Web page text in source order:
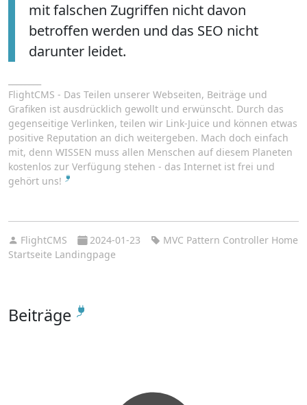
mit falschen Zugriffen nicht davon
betroffen werden und das SEO nicht
darunter leidet.
FlightCMS - Das Teilen unserer Webseiten, Beiträge und
Grafiken ist ausdrücklich gewollt und erwünscht. Durch das
gegenseitige Verlinken, teilen wir Link-Juice und können etwas
positive Reputation an dich weitergeben. Mach doch einfach
mit, denn WISSEN muss allen Menschen auf diesem Planeten
kostenlos zur Verfügung stehen - das Internet ist frei und
gehört uns!
FlightCMS 2024-01-23
MVC Pattern Controller Home
Startseite Landingpage
Beiträge